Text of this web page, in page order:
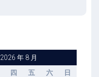
2026 年 8 月
四 五 六
日